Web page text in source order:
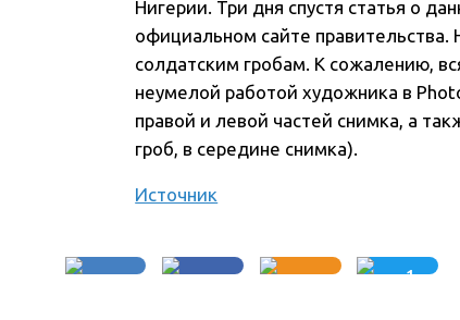
Нигерии. Три дня спустя статья о
официальном сайте
солдатским гробам. К сожалению,
неумелой работой художника в
правой и левой частей снимка, а
гроб, в середине снимка).
Источник
1